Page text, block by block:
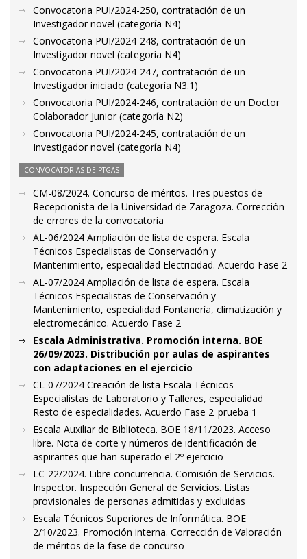
Convocatoria PUI/2024-250, contratación de un
Investigador novel (categoría N4)
Convocatoria PUI/2024-248, contratación de un
Investigador novel (categoría N4)
Convocatoria PUI/2024-247, contratación de un
Investigador iniciado (categoría N3.1)
Convocatoria PUI/2024-246, contratación de un Doctor
Colaborador Junior (categoría N2)
Convocatoria PUI/2024-245, contratación de un
Investigador novel (categoría N4)
CONVOCATORIAS DE PTGAS
CM-08/2024. Concurso de méritos. Tres puestos de
Recepcionista de la Universidad de Zaragoza. Corrección
de errores de la convocatoria
AL-06/2024 Ampliación de lista de espera. Escala
Técnicos Especialistas de Conservación y
Mantenimiento, especialidad Electricidad. Acuerdo Fase 2
AL-07/2024 Ampliación de lista de espera. Escala
Técnicos Especialistas de Conservación y
Mantenimiento, especialidad Fontanería, climatización y
electromecánico. Acuerdo Fase 2
Escala Administrativa. Promoción interna. BOE
26/09/2023. Distribución por aulas de aspirantes
con adaptaciones en el ejercicio
CL-07/2024 Creación de lista Escala Técnicos
Especialistas de Laboratorio y Talleres, especialidad
Resto de especialidades. Acuerdo Fase 2_prueba 1
Escala Auxiliar de Biblioteca. BOE 18/11/2023. Acceso
libre. Nota de corte y números de identificación de
aspirantes que han superado el 2º ejercicio
LC-22/2024. Libre concurrencia. Comisión de Servicios.
Inspector. Inspección General de Servicios. Listas
provisionales de personas admitidas y excluidas
Escala Técnicos Superiores de Informática. BOE
2/10/2023. Promoción interna. Corrección de Valoración
de méritos de la fase de concurso